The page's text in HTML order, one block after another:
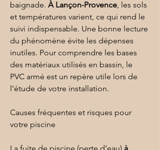
baignade. À Lançon-Provence, les sols
et températures varient, ce qui rend le
suivi indispensable. Une bonne lecture
du phénomène évite les dépenses
inutiles. Pour comprendre les bases
des matériaux utilisés en bassin, le
PVC armé est un repère utile lors de
l’étude de votre installation.
Causes fréquentes et risques pour
votre piscine